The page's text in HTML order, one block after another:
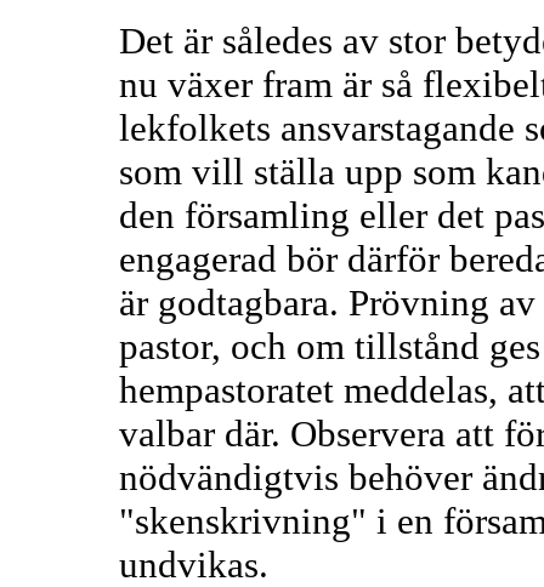
Det är således av stor
nu växer fram är så
lekfolkets ansvarstagande
som vill ställa upp som
den församling eller det
engagerad bör därför
är godtagbara. Prövning
pastor, och om tillstånd
hempastoratet meddelas,
valbar där. Observera att
nödvändigtvis behöver
"skenskrivning" i en
undvikas.